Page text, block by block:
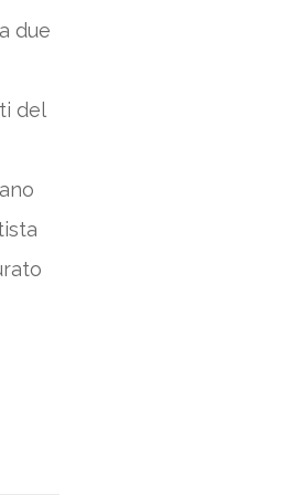
due
del